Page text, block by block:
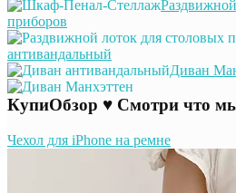
приборов
антивандальный
Диван
КупиОбзор ♥ Смотри что
Чехол для iPhone на ремне